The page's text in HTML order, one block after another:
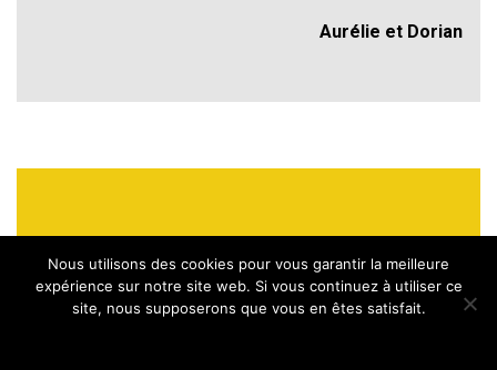
Aurélie et Dorian
ACTUALITES
Nous utilisons des cookies pour vous garantir la meilleure
expérience sur notre site web. Si vous continuez à utiliser ce
site, nous supposerons que vous en êtes satisfait.